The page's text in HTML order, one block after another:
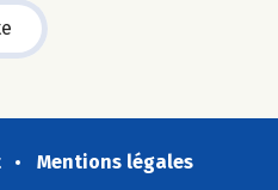
Mentions légales